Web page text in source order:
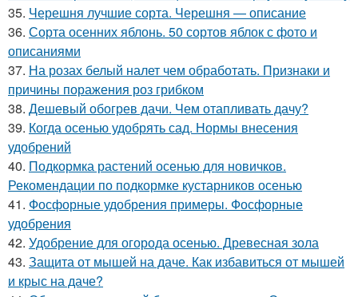
35. Черешня лучшие сорта. Черешня — описание
36. Сорта осенних яблонь. 50 сортов яблок с фото и
описаниями
37. На розах белый налет чем обработать. Признаки и
причины поражения роз грибком
38. Дешевый обогрев дачи. Чем отапливать дачу?
39. Когда осенью удобрять сад. Нормы внесения
удобрений
40. Подкормка растений осенью для новичков.
Рекомендации по подкормке кустарников осенью
41. Фосфорные удобрения примеры. Фосфорные
удобрения
42. Удобрение для огорода осенью. Древесная зола
43. Защита от мышей на даче. Как избавиться от мышей
и крыс на даче?